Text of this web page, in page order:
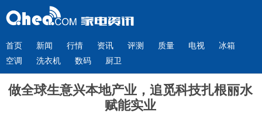
首页 新闻 行情 资讯 评测 质量 电视
冰箱
空调
洗衣机 数码 厨卫
做全球生意兴本地产业，追觅科技扎根丽水
赋能实业